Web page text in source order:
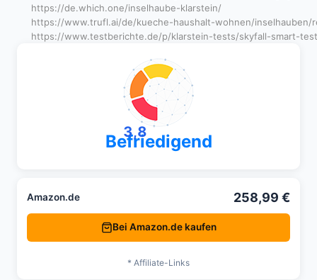
https://de.which.one/inselhaube-klarstein/
https://www.trufl.ai/de/kueche-haushalt-wohnen/
https://www.testberichte.de/p/klarstein-tests/skyfall-smart-
3,8
Befriedigend
Amazon.de 258,99 €
Bei Amazon.de kaufen
* Affiliate-Links